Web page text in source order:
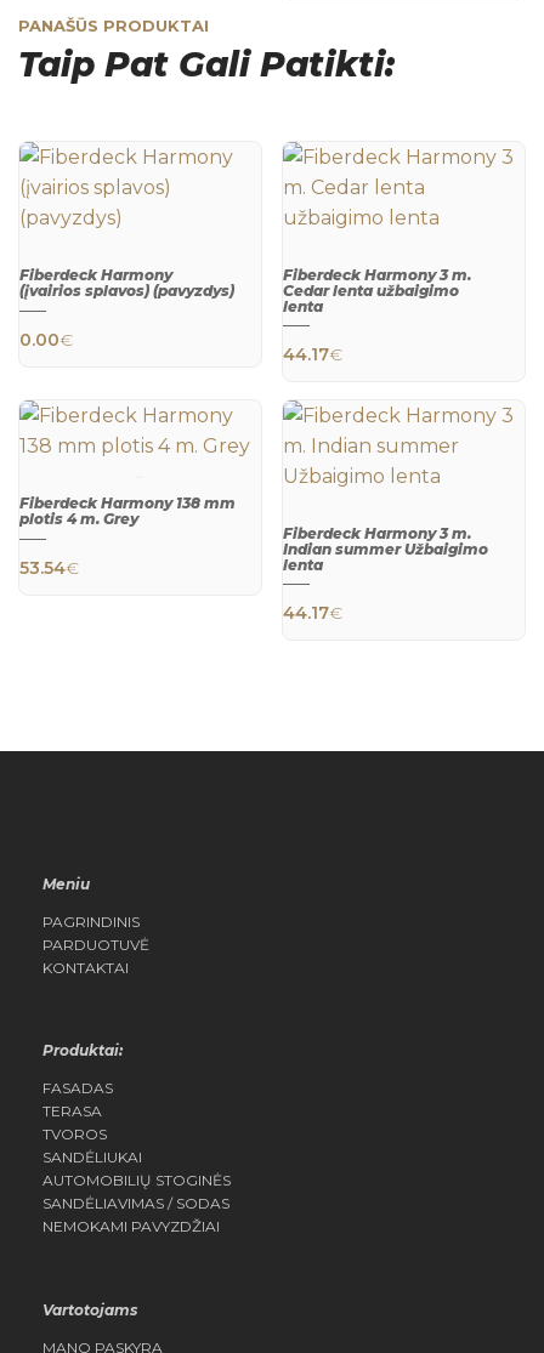
PANAŠŪS PRODUKTAI
Taip Pat Gali Patikti:
This product has multiple variants. The
Fiberdeck Harmony
(įvairios splavos) (pavyzdys)
0.00€
Fiberdeck Harmony 3 m.
Cedar lenta užbaigimo
lenta
44.17€
Fiberdeck Harmony 138 mm
plotis 4 m. Grey
53.54€
Fiberdeck Harmony 3 m.
Indian summer Užbaigimo
lenta
44.17€
Meniu
PAGRINDINIS
PARDUOTUVĖ
KONTAKTAI
Produktai:
FASADAS
TERASA
TVOROS
SANDĖLIUKAI
AUTOMOBILIŲ STOGINĖS
SANDĖLIAVIMAS / SODAS
NEMOKAMI PAVYZDŽIAI
Vartotojams
MANO PASKYRA